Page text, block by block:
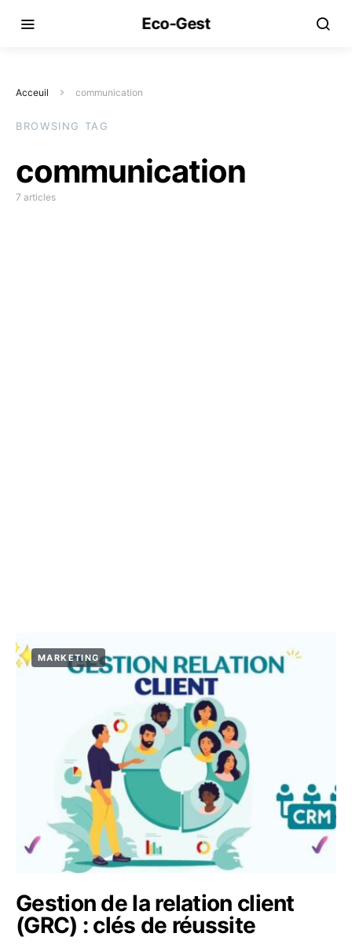
Eco-Gest
Acceuil communication
BROWSING TAG
communication
7 articles
MARKETING
Gestion de la relation client
(GRC) : clés de réussite